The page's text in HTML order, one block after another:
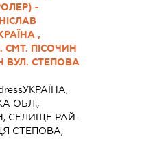
-
,
СМТ. ПІСОЧИН
ВУЛ. СТЕПОВА
УКРАЇНА,
ОБЛ.,
СЕЛИЩЕ РАЙ-
СТЕПОВА,